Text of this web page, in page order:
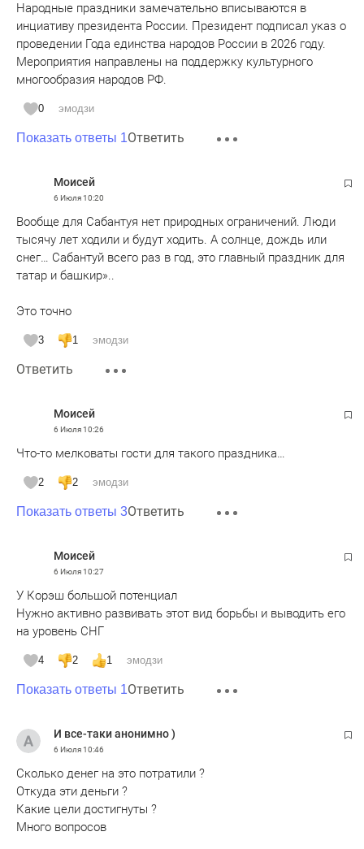
Народные праздники замечательно вписываются в
инциативу президента России. Президент подписал указ о
проведении Года единства народов России в 2026 году.
Мероприятия направлены на поддержку культурного
многообразия народов РФ.
0 эмодзи
Показать ответы 1Ответить
Moисeй
6 Июля10:20
Вообще для Сабантуя нет природных ограничений. Люди
тысячу лет ходили и будут ходить. А солнце, дождь или
снег… Сабантуй всего раз в год, это главный праздник для
татар и башкир»..
Это точно
3 1 эмодзи
Ответить
Moисeй
6 Июля10:26
Что-то мелковаты гости для такого праздника…
2 2 эмодзи
Показать ответы 3Ответить
Moисeй
6 Июля10:27
У Корэш большой потенциал
Нужно активно развивать этот вид борьбы и выводить его
на уровень СНГ
4 2 1 эмодзи
Показать ответы 1Ответить
И все-таки анонимно )
6 Июля10:46
Сколько денег на это потратили ?
Откуда эти деньги ?
Какие цели достигнуты ?
Много вопросов